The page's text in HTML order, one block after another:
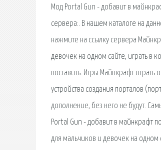
Мод Portal Gun - добавит в
сервера:. В нашем каталоге на
нажмите на ссылку сервера
девочек на одном сайте, играть в
поставить. Игры Майнкрафт
устройства создания порталов
дополнение, без него не будут.
Portal Gun - добавит в майнкрафт
для мальчиков и девочек на